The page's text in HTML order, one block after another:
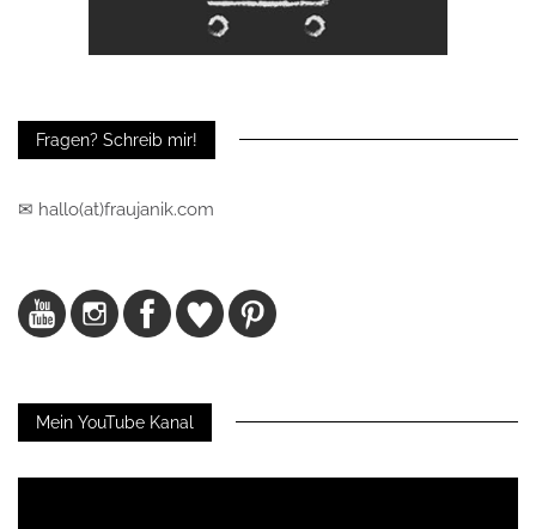
Fragen? Schreib mir!
✉ hallo(at)fraujanik.com
Mein YouTube Kanal